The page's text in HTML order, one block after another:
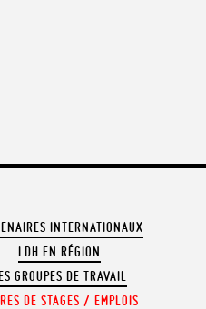
INTERNATIONAUX
LDH EN RÉGION
GROUPES DE TRAVAIL
DE STAGES / EMPLOIS